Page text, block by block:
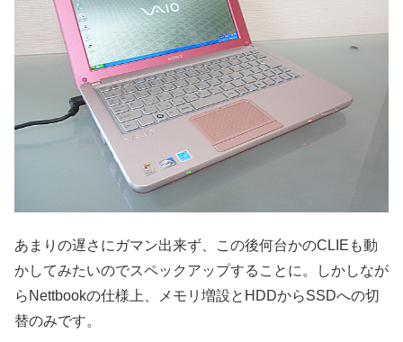
あまりの遅さにガマン出来ず、この後何台かのCLIEも動
かしてみたいのでスペックアップすることに。しかしなが
らNettbookの仕様上、メモリ増設とHDDからSSDへの切
替のみです。